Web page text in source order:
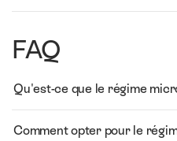
FAQ
Qu'est-ce que le régime
Comment opter pour le